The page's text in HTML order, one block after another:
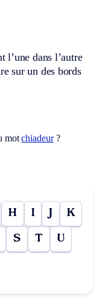
l’une dans l’autre
sur un des bords
motchiadeur?
H I J K
S T U